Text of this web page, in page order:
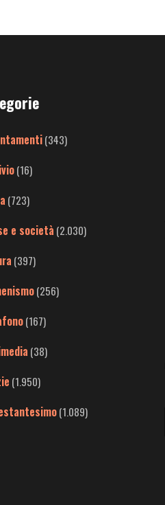
(343)
(16)
(723)
e società (2.030)
(397)
(256)
(167)
(38)
(1.950)
(1.089)